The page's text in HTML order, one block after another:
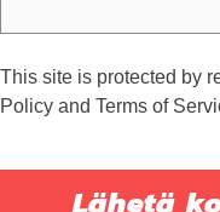
This site is protected by
Policy and Terms of